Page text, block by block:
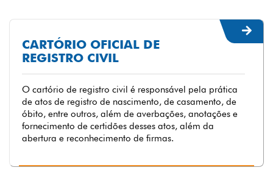
CARTÓRIO OFICIAL DE
REGISTRO CIVIL
O cartório de registro civil é responsável pela prática
de atos de registro de nascimento, de casamento, de
óbito, entre outros, além de averbações, anotações e
fornecimento de certidões desses atos, além da
abertura e reconhecimento de firmas.